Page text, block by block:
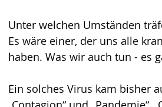
Unter welchen Umständen
Es wäre einer, der uns alle
haben. Was wir auch tun - es
Ein solches Virus kam bisher